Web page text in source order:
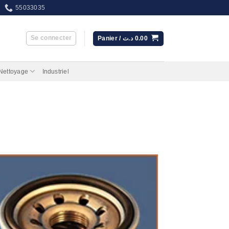
55033035
Se connecter Panier / 0.00 د.ت
Industriel